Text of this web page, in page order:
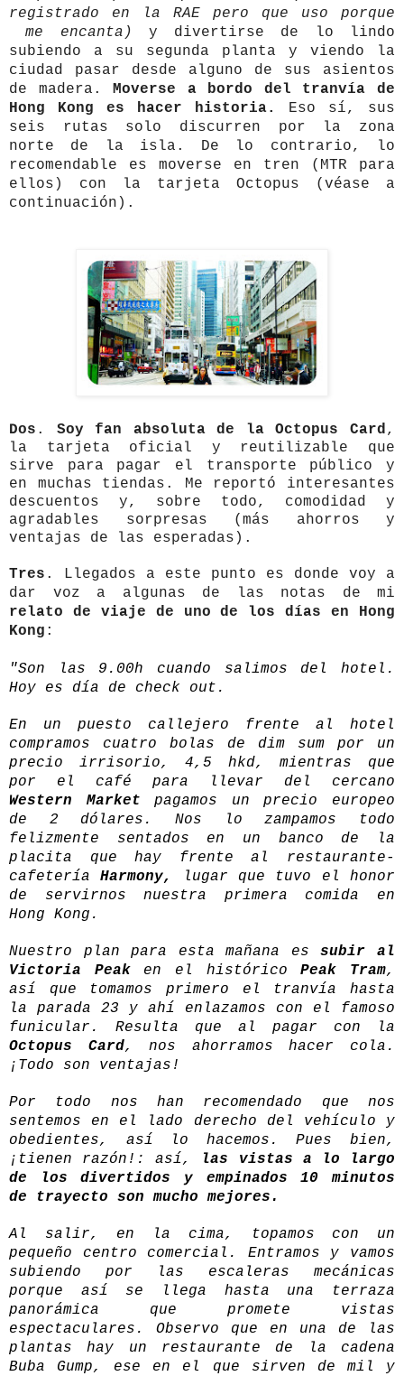
registrado en la RAE pero que uso porque
me encanta) y divertirse de lo lindo
subiendo a su segunda planta y viendo la
ciudad pasar desde alguno de sus asientos
de madera.Moverse a bordo del tranvía de
Hong Kong es hacer historia. Eso sí, sus
seis rutas solo discurren por la zona
norte de la isla. De lo contrario, lo
recomendable es moverse en tren (MTR para
ellos) con la tarjeta Octopus (véase a
continuación).
Dos . Soy fan absoluta de la Octopus Card,
la tarjeta oficial y reutilizable que
sirve para pagar el transporte público y
en muchas tiendas. Me reportó interesantes
descuentos y, sobre todo, comodidad y
agradables sorpresas (más ahorros y
ventajas de las esperadas).
Tres . Llegados a este punto es donde voy a
dar voz a algunas de las notas de mi
relato de viaje de uno de los días en Hong
Kong :
"Son las 9.00h cuando salimos del hotel.
Hoy es día de check out.
En un puesto callejero frente al hotel
compramos cuatro bolas de dim sum por un
precio irrisorio, 4,5 hkd, mientras que
por el café para llevar del cercano
Western Market pagamos un precio europeo
de 2 dólares. Nos lo zampamos todo
felizmente sentados en un banco de la
placita que hay frente al restaurante-
cafeteríaHarmony,
lugar que tuvo el honor
de servirnos nuestra primera comida en
Hong Kong.
Nuestro plan para esta mañana essubir al
Victoria Peaken el históricoPeak Tram,
así que tomamos primero el tranvía hasta
la parada 23 y ahí enlazamos con el famoso
funicular. Resulta que al pagar con la
Octopus Card, nos ahorramos hacer cola.
¡Todo son ventajas!
Por todo nos han recomendado que nos
sentemos en el lado derecho del vehículo y
obedientes, así lo hacemos. Pues bien,
¡tienen razón!: así,
las vistas a lo largo
de los divertidos y empinados 10 minutos
de trayecto son mucho mejores.
Al salir, en la cima, topamos con un
pequeño centro comercial. Entramos y vamos
subiendo por las escaleras mecánicas
porque así se llega hasta una terraza
panorámica que promete vistas
espectaculares. Observo que en una de las
plantas hay un restaurante de la cadena
Buba Gump, ese en el que sirven de mil y